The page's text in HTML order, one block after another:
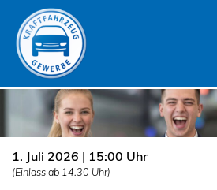
1. Juli 2026 | 15:00 Uhr
(Einlass ab 14.30 Uhr)